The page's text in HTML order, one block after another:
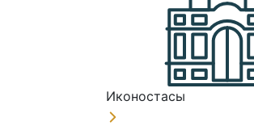
Иконостасы